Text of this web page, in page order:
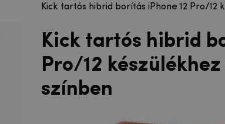
Kick tartós hibrid borítás iPhone 12 Pro/
Kick tartós hibrid
Pro/12
színben